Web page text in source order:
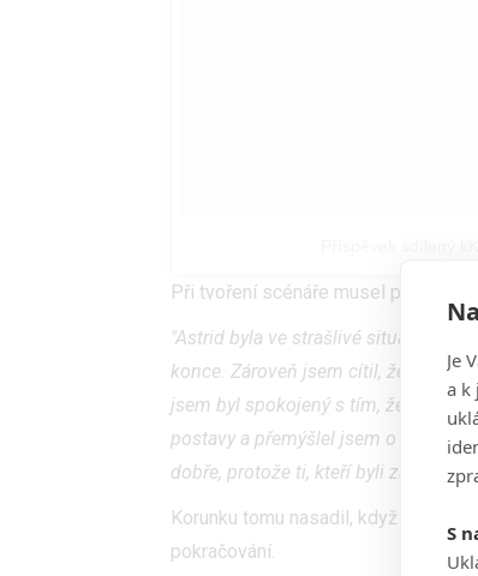
Při tvoření scénáře musel přitom
"Astrid byla ve strašlivé situaci a
konce. Zároveň jsem cítil, že
jsem byl spokojený s tím, že každá
postavy a přemýšlel jsem o tom
dobře, protože ti, kteří byli zabiti,
Korunku tomu nasadil, když v
pokračování.
Je
a k
S